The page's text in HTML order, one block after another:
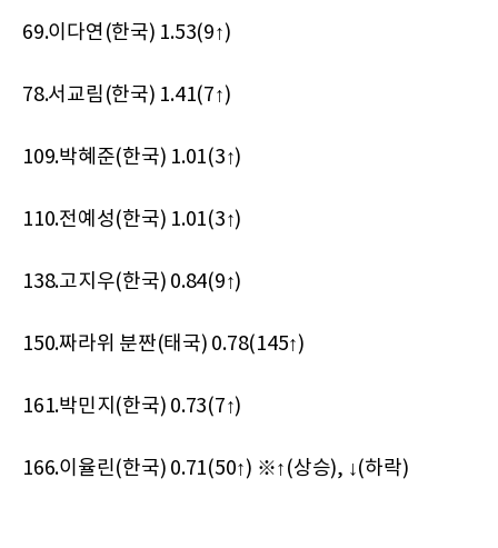
69.이다연(한국) 1.53(9↑)
78.서교림(한국) 1.41(7↑)
109.박혜준(한국) 1.01(3↑)
110.전예성(한국) 1.01(3↑)
138.고지우(한국) 0.84(9↑)
150.짜라위 분짠(태국) 0.78(145↑)
161.박민지(한국) 0.73(7↑)
166.이율린(한국) 0.71(50↑) ※↑(상승), ↓(하락)